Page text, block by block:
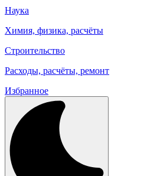
Наука
Химия, физика, расчёты
Строительство
Расходы, расчёты, ремонт
Избранное